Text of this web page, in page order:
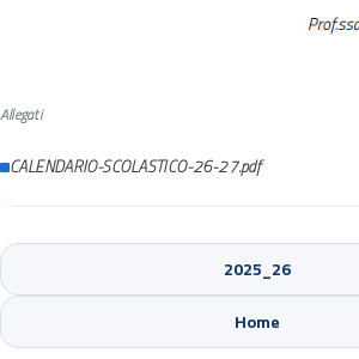
Allegati
CALENDARIO-SCOLASTICO-26-27.pdf
2025_26
Home
Sede di Cinisello Balsamo